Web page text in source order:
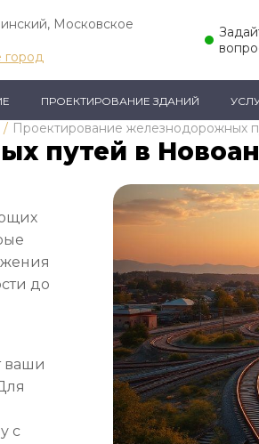
Московское
ПРОЕКТИРОВАНИЕ ЗДАНИЙ
/ Проектирование железнодорожных
путей в
до
ваши
с